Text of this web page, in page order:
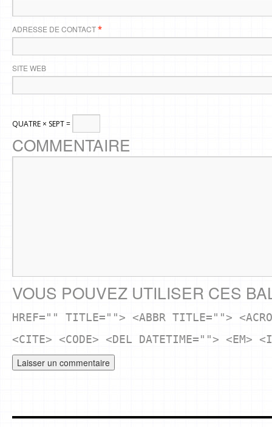
ADRESSE DE CONTACT*
SITE WEB
QUATRE × SEPT =
COMMENTAIRE
VOUS POUVEZ UTILISER CES
HREF="" TITLE=""> <ABBR TITLE="">
<CITE> <CODE> <DEL DATETIME=""> <EM>